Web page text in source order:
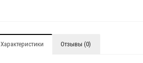
Характеристики Отзывы (0)